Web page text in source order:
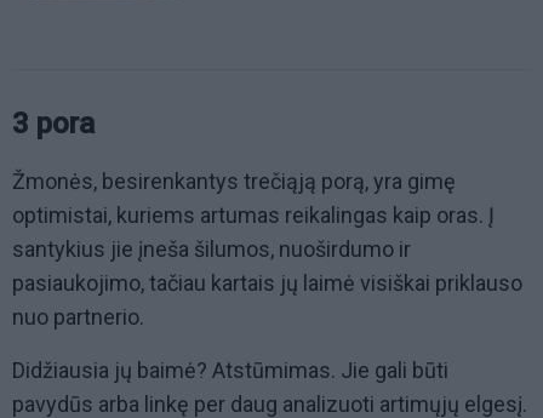
3 pora
Žmonės, besirenkantys trečiąją porą, yra gimę
optimistai, kuriems artumas reikalingas kaip oras. Į
santykius jie įneša šilumos, nuoširdumo ir
pasiaukojimo, tačiau kartais jų laimė visiškai priklauso
nuo partnerio.
Didžiausia jų baimė? Atstūmimas. Jie gali būti
pavydūs arba linkę per daug analizuoti artimųjų elgesį.